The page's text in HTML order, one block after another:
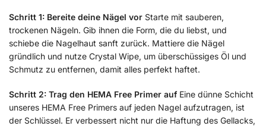
Schritt 1: Bereite deine Nägel vor Starte mit sauberen,
trockenen Nägeln. Gib ihnen die Form, die du liebst, und
schiebe die Nagelhaut sanft zurück. Mattiere die Nägel
gründlich und nutze Crystal Wipe, um überschüssiges Öl und
Schmutz zu entfernen, damit alles perfekt haftet.
Schritt 2: Trag den HEMA Free Primer aufEine dünne Schicht
unseres HEMA Free Primers auf jeden Nagel aufzutragen, ist
der Schlüssel. Er verbessert nicht nur die Haftung des Gellacks,